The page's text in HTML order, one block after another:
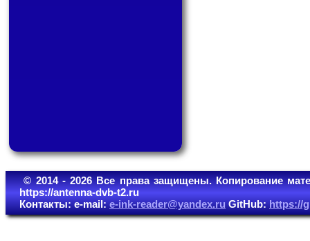
© 2014 - 2026 Все права защищены. Копирование
https://antenna-dvb-t2.ru
Контакты: e-mail:e-ink-reader@yandex.ruGitHub:https://